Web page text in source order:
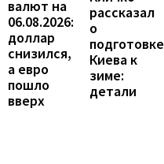
валют на
06.08.2026:
доллар
снизился,
а евро
пошло
вверх
рассказал
о
подготовке
Киева к
зиме:
детали